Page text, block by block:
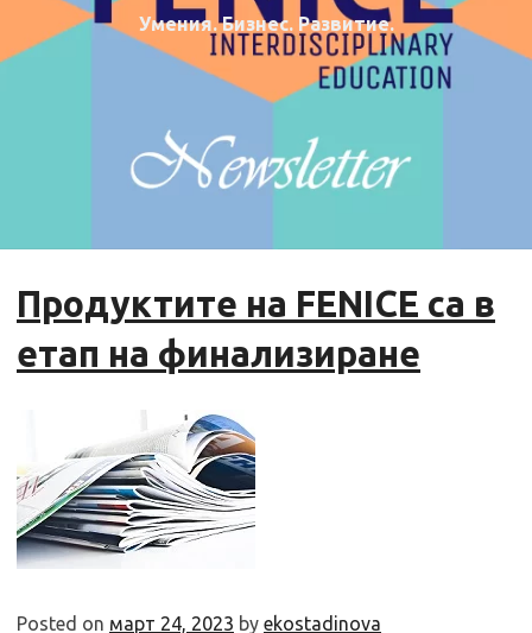
Умения. Бизнес. Развитие.
Продуктите на FENICE са в
етап на финализиране
Posted on март 24, 2023 by ekostadinova